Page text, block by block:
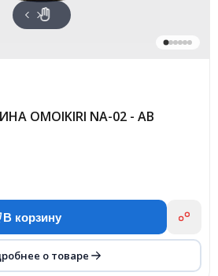
OMOIKIRI NA-02 - AB
В корзину
о товаре